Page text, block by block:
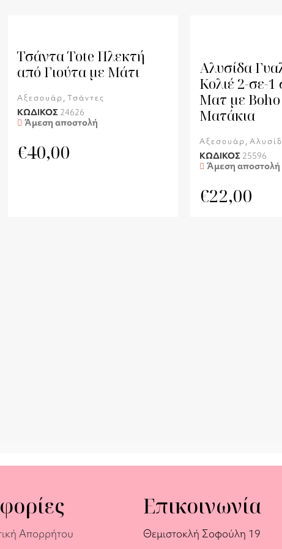
Τσάντα Tote Πλεκτή
από Γιούτα με Μάτι
Αξεσουάρ, Τσάντες
ΚΩΔΙΚΟΣ 24626
Άμεση αποστολή
€40,00
Αλυσίδα
Κολιέ 2-σε-
Ματ με
Ματάκια
Αξεσουάρ,
ΚΩΔΙΚΟΣ 25596
Άμεση αποστολή
€22,00
Απορρήτου
Επικοινωνία
Θεμιστοκλή Σοφούλη 19